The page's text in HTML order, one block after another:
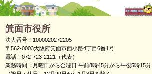
箕面市役所
法人番号：1000020272205
〒562-0003大阪府箕面市西小路4丁目6番1号
電話：072-723-2121（代表）
業務時間：月曜日から金曜日 午前8時45分から午後5時15分